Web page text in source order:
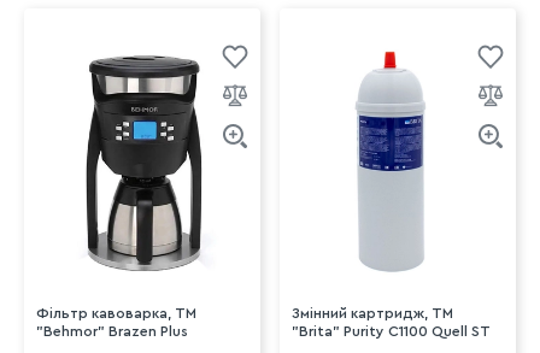
Фільтр кавоварка, TM
"Behmor" Brazen Plus
Змінний картридж, TM
"Brita" Purity C1100 Quell ST